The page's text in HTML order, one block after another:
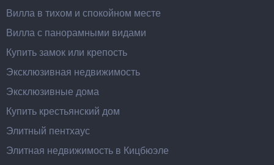
Вилла в тихом и спокойном месте
Вилла с панорамными видами
Купить замок или крепость
Эксклюзивная недвижимость
Эксклюзивные дома
Купить крестьянский дом
Элитный пентхаус
Элитная недвижимость в Кицбюэле